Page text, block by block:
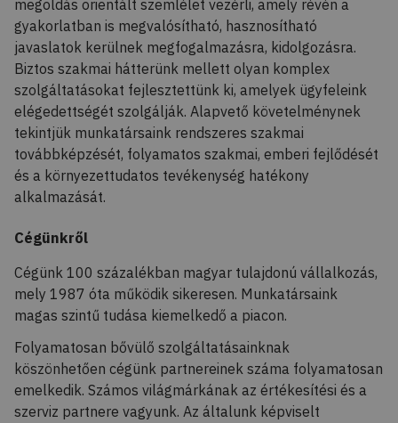
megoldás orientált szemlélet vezérli, amely révén a
gyakorlatban is megvalósítható, hasznosítható
javaslatok kerülnek megfogalmazásra, kidolgozásra.
Biztos szakmai hátterünk mellett olyan komplex
szolgáltatásokat fejlesztettünk ki, amelyek ügyfeleink
elégedettségét szolgálják. Alapvető követelménynek
tekintjük munkatársaink rendszeres szakmai
továbbképzését, folyamatos szakmai, emberi fejlődését
és a környezettudatos tevékenység hatékony
alkalmazását.
Cégünkről
Cégünk 100 százalékban magyar tulajdonú vállalkozás,
mely 1987 óta működik sikeresen. Munkatársaink
magas szintű tudása kiemelkedő a piacon.
Folyamatosan bővülő szolgáltatásainknak
köszönhetően cégünk partnereinek száma folyamatosan
emelkedik. Számos világmárkának az értékesítési és a
szerviz partnere vagyunk. Az általunk képviselt